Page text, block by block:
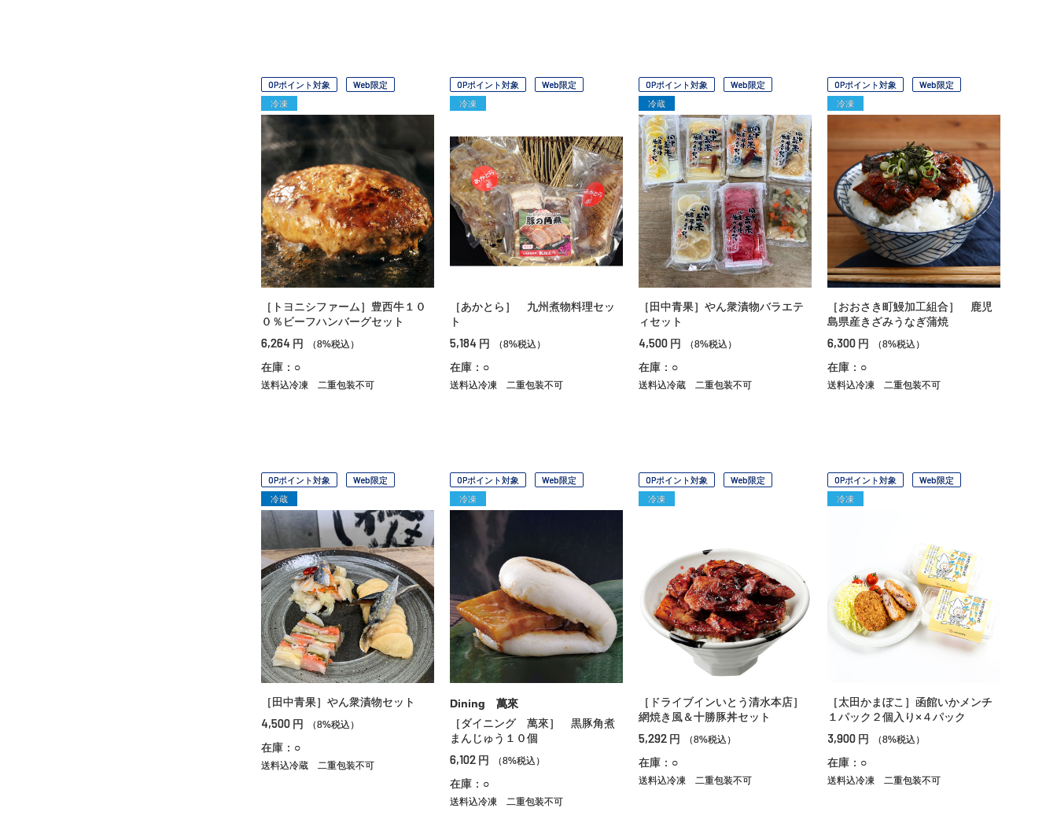
OPポイント対象
Web限定
冷凍
［トヨニシファーム］豊西牛１０
０％ビーフハンバーグセット
6,264 円 （8%税込）
在庫：○
送料込冷凍 二重包装不可
OPポイント対象
Web限定
冷凍
［あかとら］ 九州煮物料理セッ
ト
5,184 円 （8%税込）
在庫：○
送料込冷凍 二重包装不可
OPポイント対象
Web限定
冷蔵
［田中青果］やん衆漬物バラエテ
ィセット
4,500 円 （8%税込）
在庫：○
送料込冷蔵 二重包装不可
OPポイント対象
Web限定
冷凍
［おおさき町鰻加工組合］ 鹿児
島県産きざみうなぎ蒲焼
6,300 円 （8%税込）
在庫：○
送料込冷凍 二重包装不可
OPポイント対象
Web限定
冷蔵
［田中青果］やん衆漬物セット
4,500 円 （8%税込）
在庫：○
送料込冷蔵 二重包装不可
OPポイント対象
Web限定
冷凍
Dining 萬來
［ダイニング 萬來］ 黒豚角煮
まんじゅう１０個
6,102 円 （8%税込）
在庫：○
送料込冷凍 二重包装不可
OPポイント対象
Web限定
冷凍
［ドライブインいとう清水本店］
網焼き風＆十勝豚丼セット
5,292 円 （8%税込）
在庫：○
送料込冷凍 二重包装不可
OPポイント対象
Web限定
冷凍
［太田かまぼこ］函館いかメンチ
１パック２個入り×４パック
3,900 円 （8%税込）
在庫：○
送料込冷凍 二重包装不可